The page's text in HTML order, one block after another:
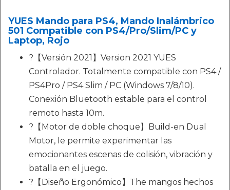
YUES Mando para PS4, Mando Inalámbrico
501 Compatible con PS4/Pro/Slim/PC y
Laptop, Rojo
?【Versión 2021】Version 2021 YUES
Controlador. Totalmente compatible con PS4 /
PS4Pro / PS4 Slim / PC (Windows 7/8/10).
Conexión Bluetooth estable para el control
remoto hasta 10m.
?【Motor de doble choque】Build-en Dual
Motor, le permite experimentar las
emocionantes escenas de colisión, vibración y
batalla en el juego.
?【Diseño Ergonómico】The mangos hechos